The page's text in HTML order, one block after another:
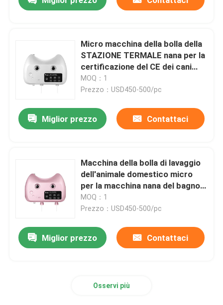
Circa noi
Giro della fabbrica
Contattici
Notizie
Erogatore elettrico del nastro
Micro macchina della bolla della
STAZIONE TERMALE nana per la
certificazione del CE dei cani
2.3kg
MOQ：1
Prezzo：USD450-500/pc
Miglior prezzo Contattaci
Macchina della bolla di lavaggio
dell'animale domestico micro
per la macchina nana del bagno
dell'animale domestico della
schiuma dei cani 35W
MOQ：1
Prezzo：USD450-500/pc
Miglior prezzo Contattaci
Osservi più